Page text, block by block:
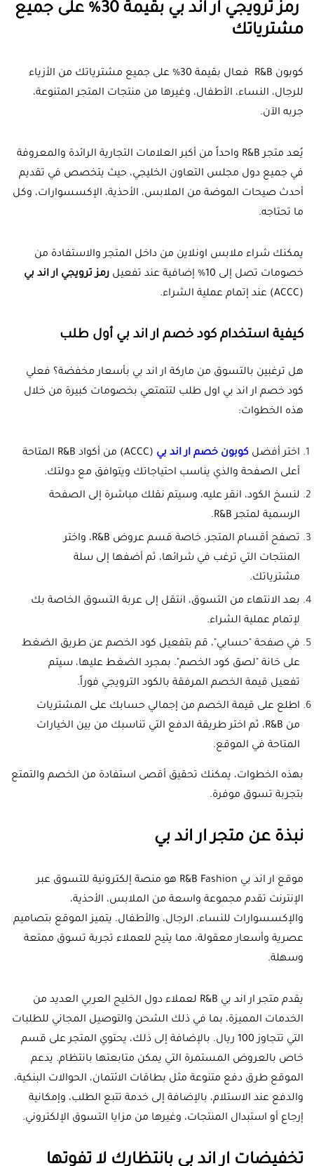
رمز ترويجي ار اند بي بقيمة 30% على جميع
مشترياتك
كوبون R&B فعال بقيمة 30% على جميع مشترياتك من الأزياء
للرجال، النساء، الأطفال، وغيرها من منتجات المتجر المتنوعة،
جربه الآن.
يُعد متجر R&B واحداً من أكبر العلامات التجارية الرائدة والمعروفة
في جميع دول مجلس التعاون الخليجي، حيث يتخصص في تقديم
أحدث صيحات الموضة من الملابس، الأحذية، الإكسسوارات، وكل
ما تحتاجه.
يمكنك شراء ملابس اونلاين من داخل المتجر والاستفادة من
خصومات تصل إلى 10% إضافية عند تفعيل
رمز ترويجي ار اند بي
(
ACCC) عند إتمام عملية الشراء.
كيفية استخدام كود خصم ار اند بي أول طلب
هل ترغبين بالتسوق من ماركة ار اند بي بأسعار مخفضة؟ فعلي
كود خصم ار اند بي اول طلب لتتمتعي بخصومات كبيرة من خلال
هذه الخطوات:
اختر أفضل كوبون خصم ار اند بي
(ACCC) من أكواد R&B المتاحة
أعلى الصفحة والذي يناسب احتياجاتك ويتوافق مع دولتك.
لنسخ الكود، انقر عليه، وسيتم نقلك مباشرة إلى الصفحة
الرسمية لمتجر R&B.
تصفح أقسام المتجر، خاصة قسم عروض R&B، واختر
المنتجات التي ترغب في شرائها، ثم أضفها إلى سلة
مشترياتك.
بعد الانتهاء من التسوق، انتقل إلى عربة التسوق الخاصة بك
لإتمام عملية الشراء.
في صفحة "حسابي"، قم بتفعيل كود الخصم عن طريق الضغط
على خانة "لصق كود الخصم". بمجرد الضغط عليها، سيتم
تفعيل قيمة الخصم المرفقة بالكود الترويجي فوراً.
اطلع على قيمة الخصم من إجمالي حسابك على المشتريات
من R&B، ثم اختر طريقة الدفع التي تناسبك من بين الخيارات
المتاحة في الموقع.
بهذه الخطوات، يمكنك تحقيق أقصى استفادة من الخصم والتمتع
بتجربة تسوق موفرة.
نبذة عن متجر ار اند بي
موقع ار اند بي R&B Fashion هو منصة إلكترونية للتسوق عبر
الإنترنت تقدم مجموعة واسعة من الملابس، الأحذية،
والإكسسوارات للنساء، الرجال، والأطفال. يتميز الموقع بتصاميم
عصرية وأسعار معقولة، مما يتيح للعملاء تجربة تسوق ممتعة
وسهلة.
يقدم متجر ار اند بي R&B لعملاء دول الخليج العربي العديد من
الخدمات المميزة، بما في ذلك الشحن والتوصيل المجاني للطلبات
التي تتجاوز 100 ريال. بالإضافة إلى ذلك، يحتوي المتجر على قسم
خاص بالعروض المستمرة التي يمكن متابعتها بانتظام. يدعم
الموقع طرق دفع متنوعة مثل بطاقات الائتمان، الحوالات البنكية،
والدفع عند الاستلام، بالإضافة إلى خدمة تتبع الطلب، وإمكانية
إرجاع أو استبدال المنتجات، وغيرها من مزايا التسوق الإلكتروني.
تخفيضات ار اند بي بانتظارك لا تفوتها